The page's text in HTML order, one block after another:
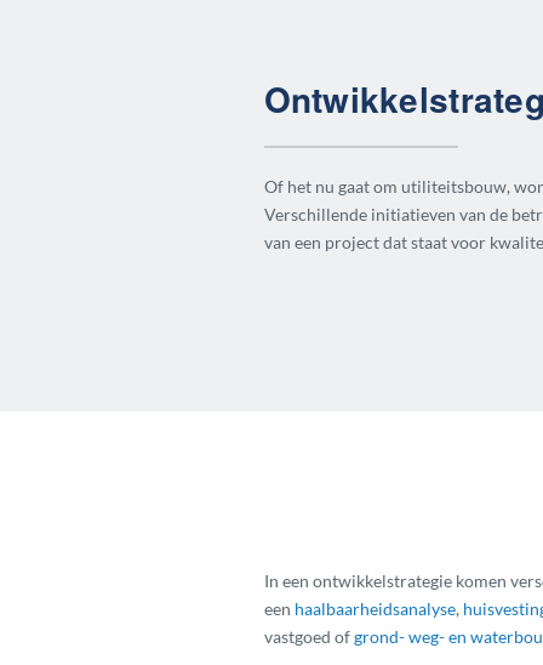
Of het nu gaat om utiliteitsbouw,
Verschillende initiatieven van de
van een project dat staat voor
In een ontwikkelstrategie komen
een haalbaarheidsanalyse,
vastgoed ofgrond- weg- en